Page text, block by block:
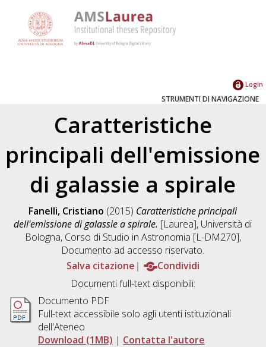
Login
STRUMENTI DI NAVIGAZIONE
Caratteristiche
principali dell'emissione
di galassie a spirale
Fanelli, Cristiano (2015) Caratteristiche principali
dell'emissione di galassie a spirale. [Laurea], Università di
Bologna, Corso di Studio in Astronomia [L-DM270],
Documento ad accesso riservato.
Salva citazione
Condividi
Documenti full-text disponibili:
Documento PDF
Full-text accessibile solo agli utenti istituzionali
dell'Ateneo
Download (1MB) | Contatta l'autore